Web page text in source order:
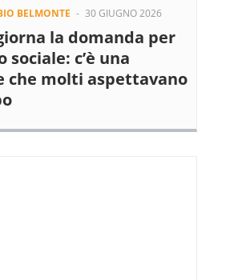
BELMONTE - 30 GIUGNO 2026
la domanda per
sociale: c’è una
che molti aspettavano